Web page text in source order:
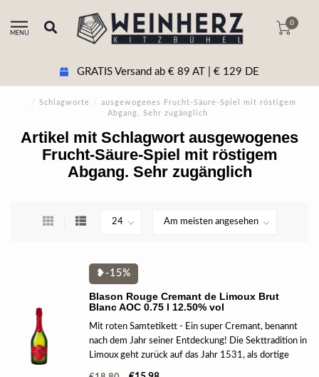
MENU
0
GRATIS Versand ab € 89 AT | € 129 DE
/ Schlagworte /
ausgewogenes Frucht-Säure-Spiel mit röstigem
Abgang. Sehr zugänglich
Artikel mit Schlagwort ausgewogenes
Frucht-Säure-Spiel mit röstigem
Abgang. Sehr zugänglich
❥-15%
Blason Rouge Cremant de Limoux Brut
Blanc AOC 0.75 l 12.50% vol
Mit roten Samtetikett - Ein super Cremant, benannt
nach dem Jahr seiner Entdeckung! Die Sekttradition in
Limoux geht zurück auf das Jahr 1531, als dortige